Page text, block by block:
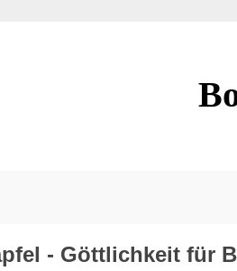
- Göttlichkeit für